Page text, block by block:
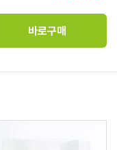
바로구매